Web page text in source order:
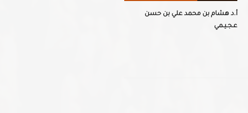
أ.د هشام بن محمد علي بن حسن
عـجـيـمي